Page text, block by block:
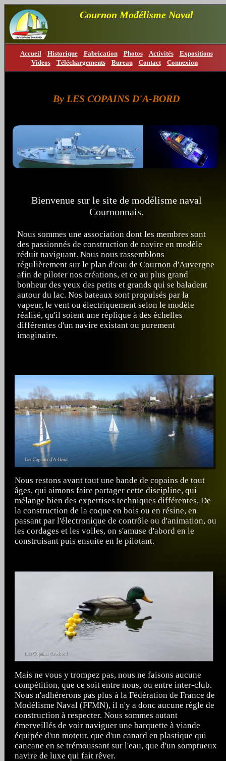
Cournon Modélisme Naval
Accueil Historique Fabrication Photos Activités
Expositions
Videos
Téléchargements Bureau Contact Connexion
By LES COPAINS D'A-BORD
Bienvenue sur le site de modélisme naval
Cournonnais.
Nous sommes une association dont les membres sont
des passionnés de construction de navire en modèle
réduit naviguant. Nous nous rassemblons
régulièrement sur le plan d'eau de Cournon d'Auvergne
afin de piloter nos créations, et ce au plus grand
bonheur des yeux des petits et grands qui se baladent
autour du lac. Nos bateaux sont propulsés par la
vapeur, le vent ou électriquement selon le modèle
réalisé, qu'il soient une réplique à des échelles
différentes d'un navire existant ou purement
imaginaire.
Nous restons avant tout une bande de copains de tout
âges, qui aimons faire partager cette discipline, qui
mélange bien des expertises techniques différentes. De
la construction de la coque en bois ou en résine, en
passant par l'électronique de contrôle ou d'animation, ou
les cordages et les voiles, on s'amuse d'abord en le
construisant puis ensuite en le pilotant.
Mais ne vous y trompez pas, nous ne faisons aucune
compétition, que ce soit entre nous, ou entre inter-club.
Nous n'adhérerons pas plus à la Fédération de France de
Modélisme Naval (FFMN), il n'y a donc aucune règle de
construction à respecter. Nous sommes autant
émerveillés de voir naviguer une barquette à viande
équipée d'un moteur, que d'un canard en plastique qui
cancane en se trémoussant sur l'eau, que d'un somptueux
navire de luxe qui fait rêver.